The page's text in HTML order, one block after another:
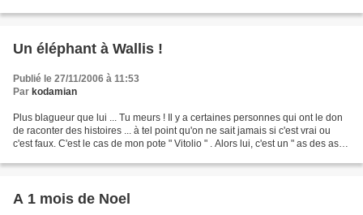
Un éléphant à Wallis !
Publié le 27/11/2006 à 11:53
Par kodamian
Plus blagueur que lui ... Tu meurs ! Il y a certaines personnes qui ont le don
de raconter des histoires ... à tel point qu'on ne sait jamais si c'est vrai ou
c'est faux. C'est le cas de mon pote " Vitolio " . Alors lui, c'est un " as des as "
A 1 mois de Noel